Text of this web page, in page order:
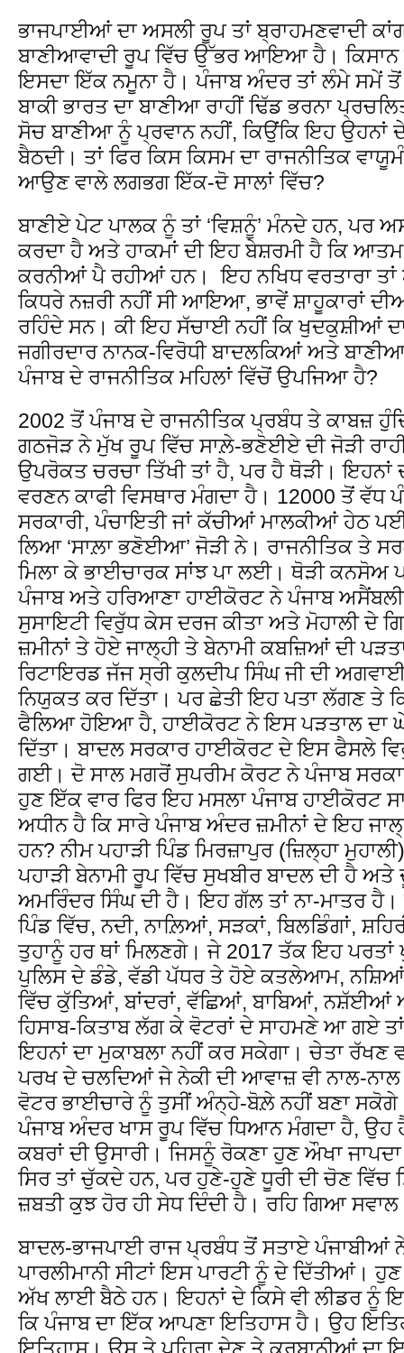
ਭਾਜਪਾਈਆਂ ਦਾ ਅਸਲੀ ਰੂਪ ਤਾਂ ਬ੍ਰਾਹਮਣਵਾਦੀ
ਬਾਣੀਆਵਾਦੀ ਰੂਪ ਵਿੱਚ ਉੱਭਰ ਆਇਆ ਹੈ। ਕਿਸਾਨ
ਇਸਦਾ ਇੱਕ ਨਮੂਨਾ ਹੈ। ਪੰਜਾਬ ਅੰਦਰ ਤਾਂ ਲੰਮੇ ਸਮੇਂ ਤੋਂ
ਬਾਕੀ ਭਾਰਤ ਦਾ ਬਾਣੀਆ ਰਾਹੀਂ ਢਿੱਡ ਭਰਨਾ
ਸੋਚ ਬਾਣੀਆ ਨੂੰ ਪ੍ਰਵਾਨ ਨਹੀਂ, ਕਿਉਂਕਿ ਇਹ ਉਹਨਾਂ
ਬੈਠਦੀ। ਤਾਂ ਫਿਰ ਕਿਸ ਕਿਸਮ ਦਾ ਰਾਜਨੀਤਿਕ
ਆਉਣ ਵਾਲੇ ਲਗਭਗ ਇੱਕ-ਦੋ ਸਾਲਾਂ ਵਿੱਚ?
ਬਾਣੀਏ ਪੇਟ ਪਾਲਕ ਨੂੰ ਤਾਂ ‘ਵਿਸ਼ਨੂੰ’ ਮੰਨਦੇ ਹਨ, ਪਰ
ਕਰਦਾ ਹੈ ਅਤੇ ਹਾਕਮਾਂ ਦੀ ਇਹ ਬੇਸ਼ਰਮੀ ਹੈ ਕਿ ਆਤਮ-
ਕਰਨੀਆਂ ਪੈ ਰਹੀਆਂ ਹਨ। ਇਹ ਨਖਿਧ ਵਰਤਾਰਾ ਤਾਂ
ਕਿਧਰੇ ਨਜ਼ਰੀ ਨਹੀਂ ਸੀ ਆਇਆ, ਭਾਵੇਂ ਸ਼ਾਹੂਕਾਰਾਂ
ਰਹਿੰਦੇ ਸਨ। ਕੀ ਇਹ ਸੱਚਾਈ ਨਹੀਂ ਕਿ ਖੁਦਕੁਸ਼ੀਆਂ
ਜਗੀਰਦਾਰ ਨਾਨਕ-ਵਿਰੋਧੀ ਬਾਦਲਕਿਆਂ ਅਤੇ
ਪੰਜਾਬ ਦੇ ਰਾਜਨੀਤਿਕ ਮਹਿਲਾਂ ਵਿੱਚੋਂ ਉਪਜਿਆ ਹੈ?
2002 ਤੋਂ ਪੰਜਾਬ ਦੇ ਰਾਜਨੀਤਿਕ ਪ੍ਰਬੰਧ ਤੇ ਕਾਬਜ਼
ਗਠਜੋੜ ਨੇ ਮੁੱਖ ਰੂਪ ਵਿੱਚ ਸਾਲ਼ੇ-ਭਣੋਈਏ ਦੀ ਜੋੜੀ
ਉਪਰੋਕਤ ਚਰਚਾ ਤਿੱਖੀ ਤਾਂ ਹੈ, ਪਰ ਹੈ ਥੋੜੀ। ਇਹਨਾਂ
ਵਰਣਨ ਕਾਫੀ ਵਿਸਥਾਰ ਮੰਗਦਾ ਹੈ। 12000 ਤੋਂ ਵੱਧ
ਸਰਕਾਰੀ, ਪੰਚਾਇਤੀ ਜਾਂ ਕੱਚੀਆਂ ਮਾਲਕੀਆਂ ਹੇਠ
ਲਿਆ ‘ਸਾਲ਼ਾ ਭਣੋਈਆ’ ਜੋੜੀ ਨੇ। ਰਾਜਨੀਤਿਕ ਤੇ
ਮਿਲਾ ਕੇ ਭਾਈਚਾਰਕ ਸਾਂਝ ਪਾ ਲਈ। ਥੋੜੀ ਕਨਸੋਅ
ਪੰਜਾਬ ਅਤੇ ਹਰਿਆਣਾ ਹਾਈਕੋਰਟ ਨੇ ਪੰਜਾਬ
ਸੁਸਾਇਟੀ ਵਿਰੁੱਧ ਕੇਸ ਦਰਜ ਕੀਤਾ ਅਤੇ ਮੋਹਾਲੀ ਦੇ
ਜ਼ਮੀਨਾਂ ਤੇ ਹੋਏ ਜਾਲ੍ਹੀ ਤੇ ਬੇਨਾਮੀ ਕਬਜ਼ਿਆਂ ਦੀ
ਰਿਟਾਇਰਡ ਜੱਜ ਸ੍ਰੀ ਕੁਲਦੀਪ ਸਿੰਘ ਜੀ ਦੀ
ਨਿਯੁਕਤ ਕਰ ਦਿੱਤਾ। ਪਰ ਛੇਤੀ ਇਹ ਪਤਾ ਲੱਗਣ ਤੇ
ਫੈਲਿਆ ਹੋਇਆ ਹੈ, ਹਾਈਕੋਰਟ ਨੇ ਇਸ ਪੜਤਾਲ ਦਾ
ਦਿੱਤਾ। ਬਾਦਲ ਸਰਕਾਰ ਹਾਈਕੋਰਟ ਦੇ ਇਸ ਫੈਸਲੇ
ਗਈ। ਦੋ ਸਾਲ ਮਗਰੋਂ ਸੁਪਰੀਮ ਕੋਰਟ ਨੇ ਪੰਜਾਬ
ਹੁਣ ਇੱਕ ਵਾਰ ਫਿਰ ਇਹ ਮਸਲਾ ਪੰਜਾਬ ਹਾਈਕੋਰਟ
ਅਧੀਨ ਹੈ ਕਿ ਸਾਰੇ ਪੰਜਾਬ ਅੰਦਰ ਜ਼ਮੀਨਾਂ ਦੇ ਇਹ
ਹਨ? ਨੀਮ ਪਹਾੜੀ ਪਿੰਡ ਮਿਰਜ਼ਾਪੁਰ (ਜ਼ਿਲ੍ਹਾ
ਪਹਾੜੀ ਬੇਨਾਮੀ ਰੂਪ ਵਿੱਚ ਸੁਖਬੀਰ ਬਾਦਲ ਦੀ ਹੈ
ਅਮਰਿੰਦਰ ਸਿੰਘ ਦੀ ਹੈ। ਇਹ ਗੱਲ ਤਾਂ ਨਾ-ਮਾਤਰ
ਪਿੰਡ ਵਿੱਚ, ਨਦੀ, ਨਾਲ਼ਿਆਂ, ਸੜਕਾਂ, ਬਿਲਡਿੰਗਾਂ,
ਤੁਹਾਨੂੰ ਹਰ ਥਾਂ ਮਿਲਣਗੇ। ਜੇ 2017 ਤੱਕ ਇਹ
ਪੁਲਿਸ ਦੇ ਡੰਡੇ, ਵੱਡੀ ਪੱਧਰ ਤੇ ਹੋਏ ਕਤਲੇਆਮ, ਨਸ਼ਿਆਂ
ਵਿੱਚ ਕੁੱਤਿਆਂ, ਬਾਂਦਰਾਂ, ਵੱਛਿਆਂ, ਬਾਬਿਆਂ,
ਹਿਸਾਬ-ਕਿਤਾਬ ਲੱਗ ਕੇ ਵੋਟਰਾਂ ਦੇ ਸਾਹਮਣੇ ਆ ਗਏ
ਇਹਨਾਂ ਦਾ ਮੁਕਾਬਲਾ ਨਹੀਂ ਕਰ ਸਕੇਗਾ। ਚੇਤਾ
ਪਰਖ ਦੇ ਚਲਦਿਆਂ ਜੇ ਨੇਕੀ ਦੀ ਆਵਾਜ਼ ਵੀ ਨਾਲ-ਨਾਲ
ਵੋਟਰ ਭਾਈਚਾਰੇ ਨੂੰ ਤੁਸੀਂ ਅੰਨ੍ਹੇ-ਬੋਲ਼ੇ ਨਹੀਂ ਬਣਾ
ਪੰਜਾਬ ਅੰਦਰ ਖਾਸ ਰੂਪ ਵਿੱਚ ਧਿਆਨ ਮੰਗਦਾ ਹੈ, ਉਹ
ਕਬਰਾਂ ਦੀ ਉਸਾਰੀ। ਜਿਸਨੂੰ ਰੋਕਣਾ ਹੁਣ ਔਖਾ
ਸਿਰ ਤਾਂ ਚੁੱਕਦੇ ਹਨ, ਪਰ ਹੁਣੇ-ਹੁਣੇ ਧੂਰੀ ਦੀ ਚੋਣ ਵਿੱਚ
ਜ਼ਬਤੀ ਕੁਝ ਹੋਰ ਹੀ ਸੇਧ ਦਿੰਦੀ ਹੈ। ਰਹਿ ਗਿਆ
ਬਾਦਲ-ਭਾਜਪਾਈ ਰਾਜ ਪ੍ਰਬੰਧ ਤੋਂ ਸਤਾਏ ਪੰਜਾਬੀਆਂ
ਪਾਰਲੀਮਾਨੀ ਸੀਟਾਂ ਇਸ ਪਾਰਟੀ ਨੂੰ ਦੇ ਦਿੱਤੀਆਂ।
ਅੱਖ ਲਾਈ ਬੈਠੇ ਹਨ। ਇਹਨਾਂ ਦੇ ਕਿਸੇ ਵੀ ਲੀਡਰ ਨੂੰ
ਕਿ ਪੰਜਾਬ ਦਾ ਇੱਕ ਆਪਣਾ ਇਤਿਹਾਸ ਹੈ। ਉਹ